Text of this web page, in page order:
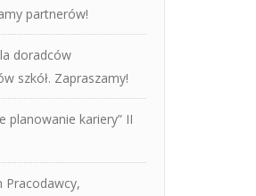
partnerów!
doradców
szkół. Zapraszamy!
planowanie kariery” II
Pracodawcy,